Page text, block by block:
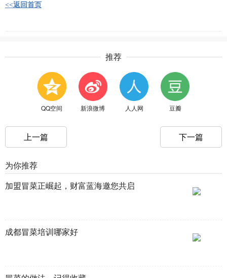
<<返回首页
推荐
QQ空间 新浪微博 人人网 豆瓣
上一篇 下一篇
为你推荐
加盟冒菜正崛起，财富蓝海邀您共启
成都冒菜培训哪家好